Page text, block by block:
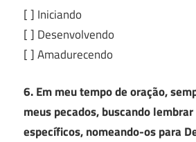
[ ] Iniciando
[ ] Desenvolvendo
[ ] Amadurecendo
6. Em meu tempo de oração,
meus pecados, buscando
específicos, nomeando-os para